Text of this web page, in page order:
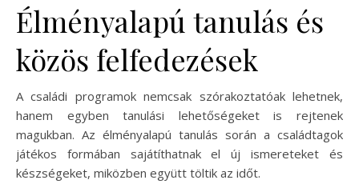
Élményalapú tanulás és
közös felfedezések
A családi programok nemcsak szórakoztatóak lehetnek,
hanem egyben tanulási lehetőségeket is rejtenek
magukban. Az élményalapú tanulás során a családtagok
játékos formában sajátíthatnak el új ismereteket és
készségeket, miközben együtt töltik az időt.